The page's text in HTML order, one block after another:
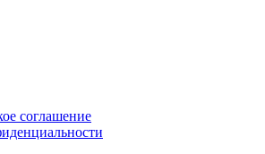
соглашение